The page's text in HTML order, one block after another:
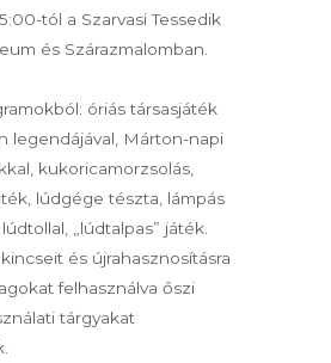
tól a Szarvasi Tessedik
és Szárazmalomban.
óriás társasjáték
legendájával, Márton-napi
kukoricamorzsolás,
lúdgége tészta, lámpás
„lúdtalpas” játék.
és újrahasznosításra
felhasználva őszi
tárgyakat